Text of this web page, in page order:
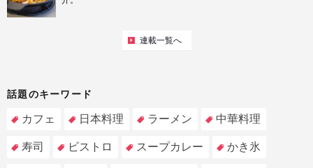
連載一覧へ
話題のキーワード
カフェ 日本料理 ラーメン 中華料理
寿司 ビストロ スープカレー かき氷